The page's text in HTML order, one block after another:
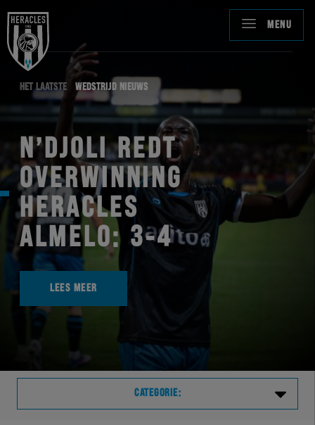
MENU
HET LAATSTE WEDSTRIJD NIEUWS
N’DJOLI REDT
OVERWINNING
HERACLES
ALMELO: 3-4
LEES MEER
CATEGORIE: